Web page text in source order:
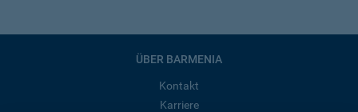
ÜBER BARMENIA
Kontakt
Karriere